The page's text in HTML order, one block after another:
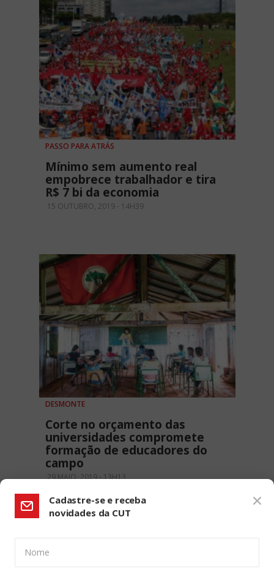
PASSO PARA ATRÁS
Mínimo sem aumento real
empobrece trabalhador e tira
R$ 7 bi da economia
15 OUTUBRO, 2019 - 14H39
DESMONTE
Corte no orçamento das
universidades compromete
formação de educadores do
campo
29 MAIO, 2019 - 13H13
Cadastre-se e receba
novidades da CUT
Nome